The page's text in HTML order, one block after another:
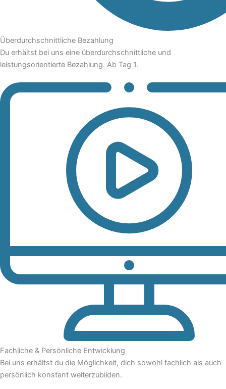
Überdurchschnittliche Bezahlung
Du erhältst bei uns eine überdurchschnittliche und
leistungsorientierte Bezahlung. Ab Tag 1.
Fachliche & Persönliche Entwicklung
Bei uns erhältst du die Möglichkeit, dich sowohl fachlich als auch
persönlich konstant weiterzubilden.